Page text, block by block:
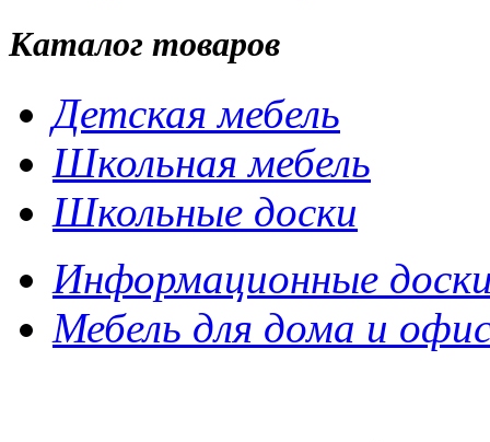
Каталог товаров
Детская мебель
Школьная мебель
Школьные доски
Информационные
Мебель для дома и